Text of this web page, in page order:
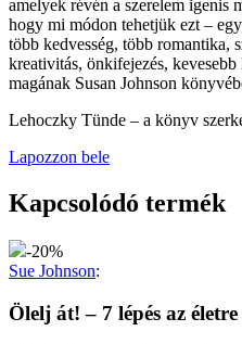
amelyek révén a szerelem igenis
hogy mi módon tehetjük ezt –
több kedvesség, több romantika,
kreativitás, önkifejezés,
magának Susan Johnson
Lehoczky Tünde – a könyv
Lapozzon bele
Kapcsolódó termék
-20%
Sue Johnson:
Ölelj át! – 7 lépés az